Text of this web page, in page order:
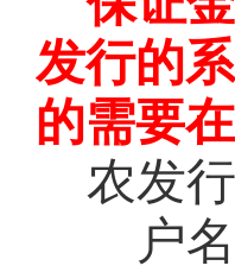
发行的
的需要
农发
户